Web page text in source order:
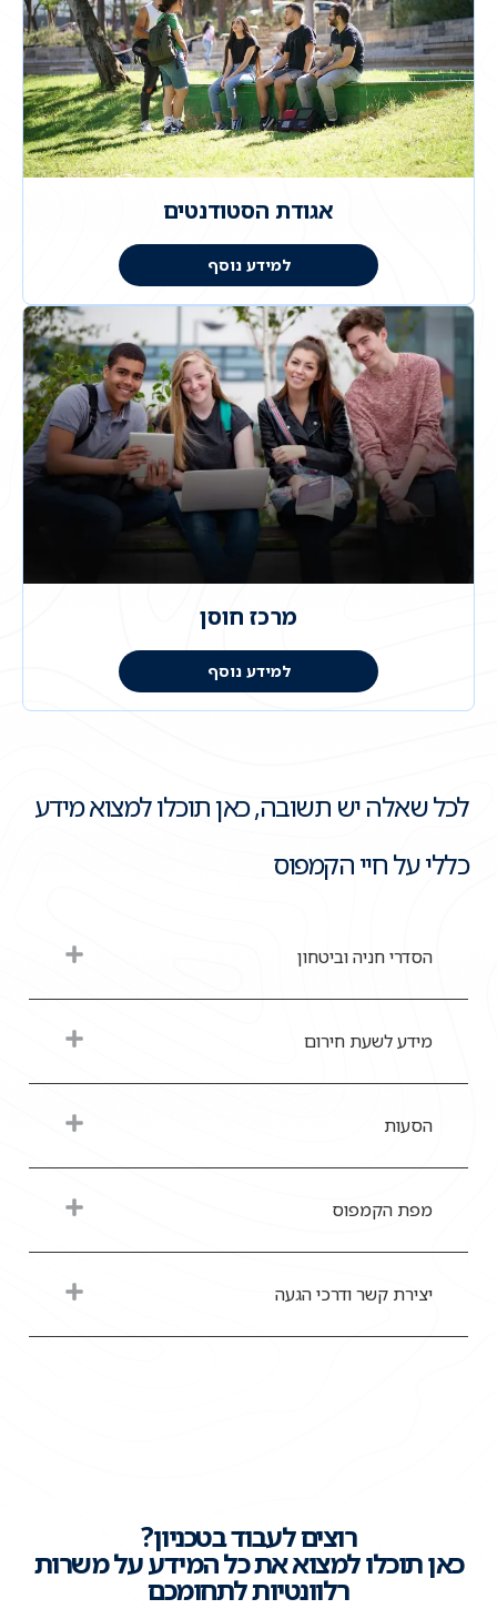
אגודת הסטודנטים
למידע נוסף
מרכז חוסן
למידע נוסף
לכל שאלה יש תשובה, כאן תוכלו למצוא מידע
כללי על חיי הקמפוס
הסדרי חניה וביטחון
מידע לשעת חירום
הסעות
מפת הקמפוס
יצירת קשר ודרכי הגעה
רוצים לעבוד בטכניון?
כאן תוכלו למצוא את כל המידע על משרות
רלוונטיות לתחומכם